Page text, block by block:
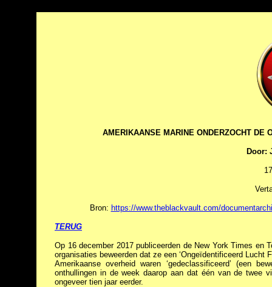
AMERIKAANSE MARINE ONDERZOCHT DE
Door:
Bron: https://www.theblackvault.com/
TERUG
Op 16 december 2017 publiceerden de New York Times en
organisaties beweerden dat ze een ‘Ongeïdentificeerd
Amerikaanse overheid waren ‘gedeclassificeerd’ (een
onthullingen in de week daarop aan dat één van de twee
ongeveer tien jaar eerder.